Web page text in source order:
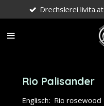
Hauptinhalt
springen
Drechslerei livita.at
Rio Palisander
Englisch: Rio rosewood